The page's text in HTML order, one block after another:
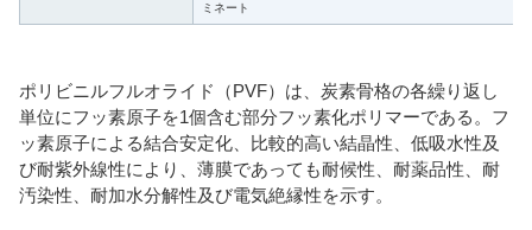
ミネート
ポリビニルフルオライド（PVF）は、炭素骨格の各繰り返し
単位にフッ素原子を1個含む部分フッ素化ポリマーである。フ
ッ素原子による結合安定化、比較的高い結晶性、低吸水性及
び耐紫外線性により、薄膜であっても耐候性、耐薬品性、耐
汚染性、耐加水分解性及び電気絶縁性を示す。